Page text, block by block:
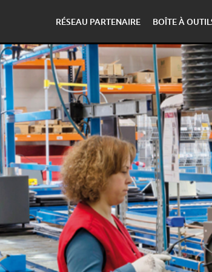
RÉSEAU PARTENAIRE BOÎTE À